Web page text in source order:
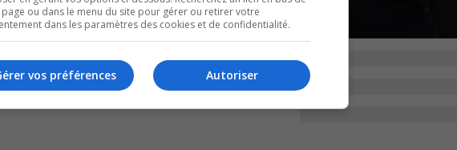
page ou dans le menu du site pour gérer ou retirer votre
dans les paramètres des cookies et de confidentialité.
Autoriser
vos préférences